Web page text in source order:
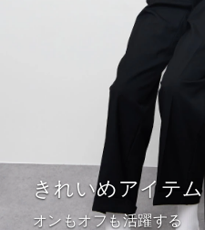
きれいめアイテム
オンもオフも活躍する